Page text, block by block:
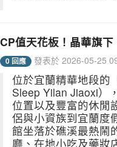
CP值天花板！晶華旗下
0 回應 發表於 2026-05-25
位於宜蘭精華地段的
Sleep Yilan Jiaoxi）
位置以及豐富的休閒
侶與小資族到宜蘭度
館坐落於礁溪最熱鬧
廳、在地小吃及藥妝